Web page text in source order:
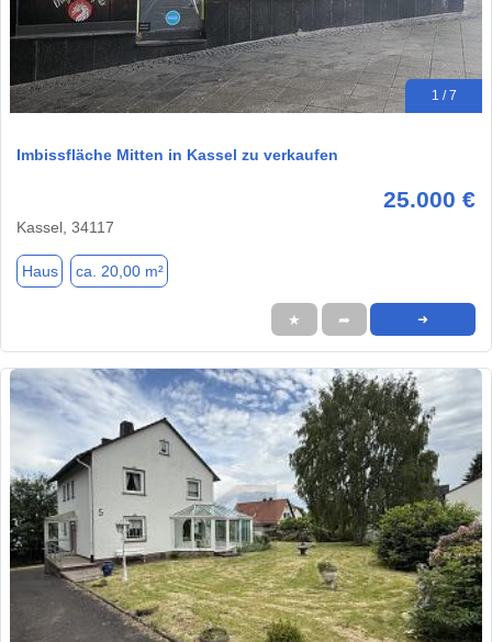
1 / 7
Imbissfläche Mitten in Kassel zu verkaufen
25.000 €
Kassel, 34117
Haus ca. 20,00 m²
★ ➦ ➜